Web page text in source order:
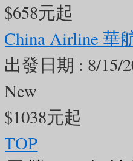
在石階頂端的
定的世界文化
致的宗教與東
扣碼 【
選行程與報名細
$658元起
China Airline 華
出發日期 : 8/15/
New
$1038元起
TOP